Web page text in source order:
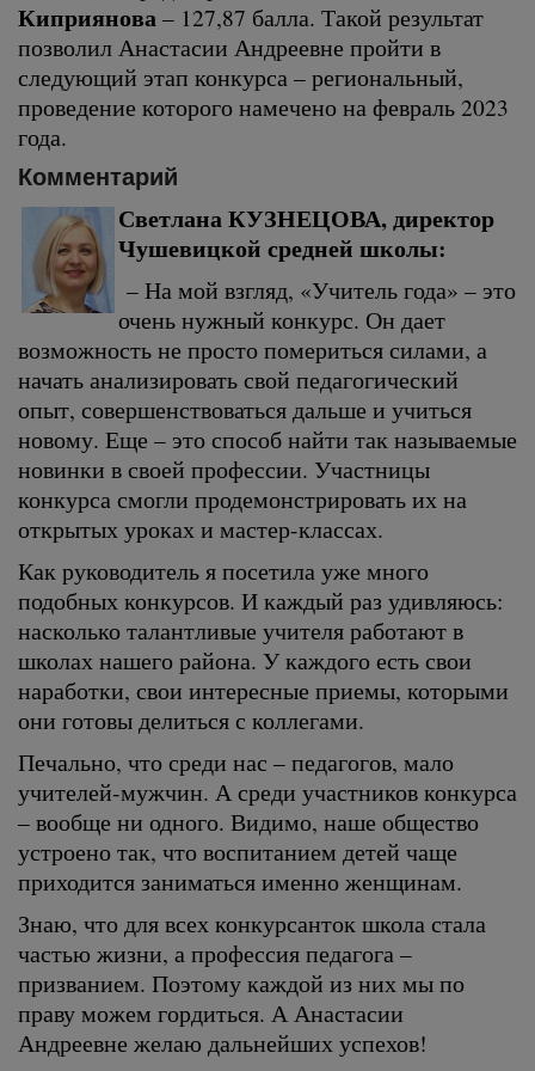
Киприянова– 127,87 балла. Такой результат
позволил Анастасии Андреевне пройти в
следующий этап конкурса – региональный,
проведение которого намечено на февраль 2023
года.
Комментарий
Светлана КУЗНЕЦОВА, директор
Чушевицкой средней школы:
– На мой взгляд, «Учитель года» – это
очень нужный конкурс. Он дает
возможность не просто помериться силами, а
начать анализировать свой педагогический
опыт, совершенствоваться дальше и учиться
новому. Еще – это способ найти так называемые
новинки в своей профессии. Участницы
конкурса смогли продемонстрировать их на
открытых уроках и мастер-классах.
Как руководитель я посетила уже много
подобных конкурсов. И каждый раз удивляюсь:
насколько талантливые учителя работают в
школах нашего района. У каждого есть свои
наработки, свои интересные приемы, которыми
они готовы делиться с коллегами.
Печально, что среди нас – педагогов, мало
учителей-мужчин. А среди участников конкурса
– вообще ни одного. Видимо, наше общество
устроено так, что воспитанием детей чаще
приходится заниматься именно женщинам.
Знаю, что для всех конкурсанток школа стала
частью жизни, а профессия педагога –
призванием. Поэтому каждой из них мы по
праву можем гордиться. А Анастасии
Андреевне желаю дальнейших успехов!